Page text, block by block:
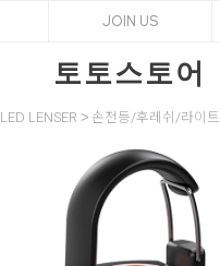
JOIN US
토토스토어
LED LENSER 손전등/후레쉬/라이트